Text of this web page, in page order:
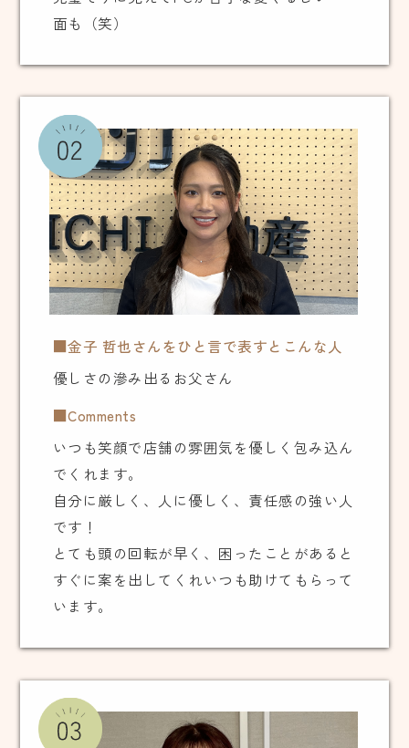
面も（笑）
■金子 哲也さんをひと言で表すとこんな人
優しさの滲み出るお父さん
■Comments
いつも笑顔で店舗の雰囲気を優しく包み込ん
でくれます。
自分に厳しく、人に優しく、責任感の強い人
です！
とても頭の回転が早く、困ったことがあると
すぐに案を出してくれいつも助けてもらって
います。